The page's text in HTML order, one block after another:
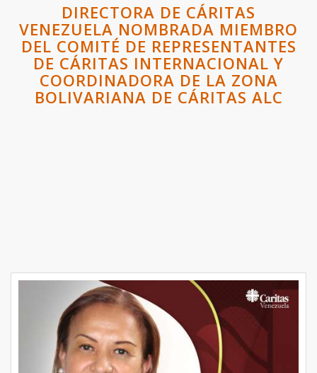
DIRECTORA DE CÁRITAS
VENEZUELA NOMBRADA MIEMBRO
DEL COMITÉ DE REPRESENTANTES
DE CÁRITAS INTERNACIONAL Y
COORDINADORA DE LA ZONA
BOLIVARIANA DE CÁRITAS ALC